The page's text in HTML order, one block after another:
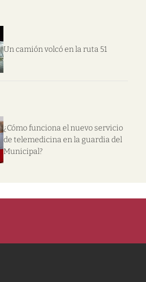
Un camión volcó en la ruta 51
¿Cómo funciona el nuevo servicio
de telemedicina en la guardia del
Municipal?